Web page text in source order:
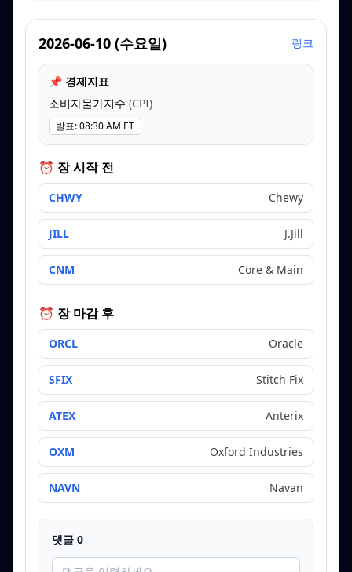
2026-06-10 (수요일) 링크
📌 경제지표
소비자물가지수 (CPI)
발표:08:30 AM ET
⏰ 장 시작 전
CHWY Chewy
JILL J.Jill
CNM Core & Main
⏰ 장 마감 후
ORCL Oracle
SFIX Stitch Fix
ATEX Anterix
OXM Oxford Industries
NAVN Navan
댓글 0